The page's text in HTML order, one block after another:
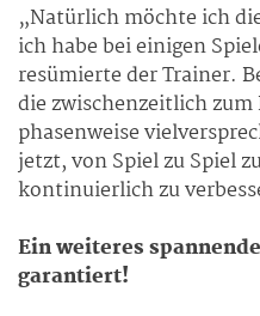
„Natürlich möchte ich
ich habe bei einigen
resümierte der Trainer.
die zwischenzeitlich zum
phasenweise
jetzt, von Spiel zu Spiel
kontinuierlich zu
Ein weiteres
garantiert!